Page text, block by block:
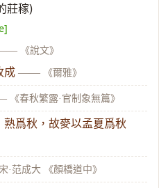
莊稼)
《說文》
成 —— 《爾雅》
《春秋繁露·官制象無篇》
爲秋，故麥以孟夏爲秋
宋·范成大 《顏橋道中》